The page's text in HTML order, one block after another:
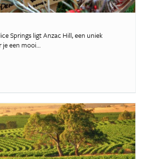
Springs ligt Anzac Hill, een uniek
een mooi...